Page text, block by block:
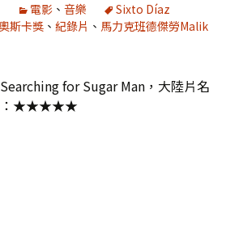
電影 、 音樂
Sixto Díaz
奧斯卡獎 、 紀錄片 、 馬力克班德傑勞Malik
for Sugar Man，大陸片名
）：★★★★★
528：尋找甜秘客